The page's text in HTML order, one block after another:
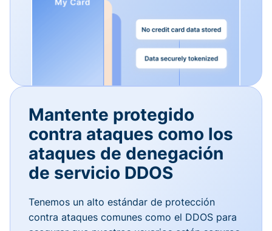
Mantente protegido
contra ataques como los
ataques de denegación
de servicio DDOS
Tenemos un alto estándar de protección
contra ataques comunes como el DDOS para